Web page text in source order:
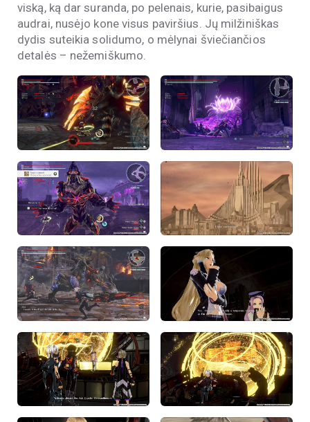
viską, ką dar suranda, po pelenais, kurie, pasibaigus
audrai, nusėjo kone visus paviršius. Jų milžiniškas
dydis suteikia solidumo, o mėlynai šviečiančios
detalės – nežemiškumo.